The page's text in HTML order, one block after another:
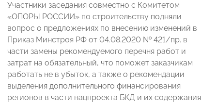
Участники заседания совместно с Комитетом
«ОПОРЫ РОССИИ» по строительству подняли
вопрос о предложениях по внесению изменений в
Приказ Минстроя РФ от 04.08.2020 № 421/пр. в
части замены рекомендуемого перечня работ и
затрат на обязательный, что поможет заказчикам
работать не в убыток, а также о рекомендации
выделения дополнительного финансирования
регионов в части нацпроекта БКД и их содержания